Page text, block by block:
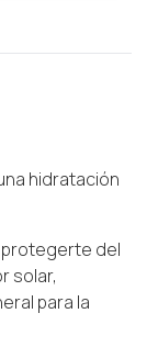
hidratación
protegerte del
solar,
para la